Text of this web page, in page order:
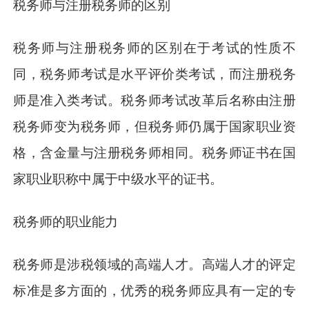
税务师与注册税务师的区别
税务师与注册税务师的区别在于考试的性质不
同，税务师考试是水平评价类考试，而注册税务
师是准入类考试。税务师考试改革后名称由注册
税务师变为税务师，但税务师仍属于国家职业资
格，含金量与注册税务师相同。税务师证书在国
家职业职称中属于中级水平的证书。
税务师的职业能力
税务师是涉税领域的高端人才。高端人才的评定
标准是多方面的，优秀的税务师应具有一定的专